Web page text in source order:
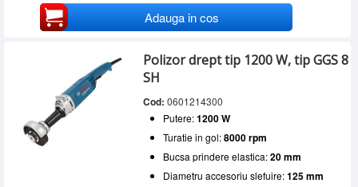
Adauga in cos
Polizor drept tip 1200 W, tip GGS 8
SH
Cod: 0601214300
Putere:1200 W
Turatie in gol:8000 rpm
Bucsa prindere elastica:20 mm
Diametru accesoriu slefuire:125 mm